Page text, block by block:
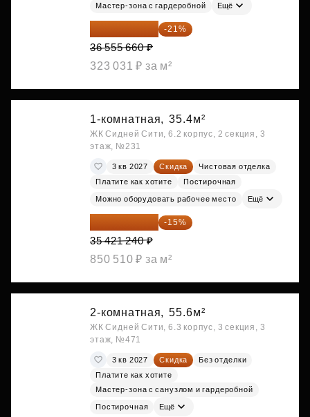
Мастер-зона с гардеробной Ещё
28 878 971 ₽ -21%
36 555 660 ₽
323 031 ₽ за м²
1-комнатная, 35.4м²
ЖК Сидней Сити, 6.2 корпус, 2 секция, 3
этаж, №231
3 кв 2027 Скидка
Чистовая отделка
Платите как хотите
Постирочная
Можно оборудовать рабочее место Ещё
30 108 054 ₽ -15%
35 421 240 ₽
850 510 ₽ за м²
2-комнатная, 55.6м²
ЖК Сидней Сити, 6.3 корпус, 3 секция, 3
этаж, №471
3 кв 2027 Скидка
Без отделки
Платите как хотите
Мастер-зона с санузлом и гардеробной
Постирочная Ещё